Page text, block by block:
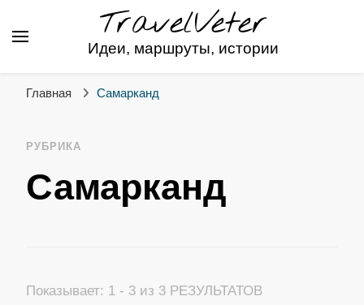
TravelVeter
Идеи, маршруты, истории
Главная Самарканд
РУБРИКА
Самарканд
Показывает: 1 - 3 из 3 РЕЗУЛЬТАТОВ